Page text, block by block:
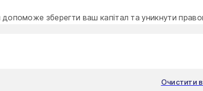
допоможе зберегти ваш капітал та уникнути
Очистити